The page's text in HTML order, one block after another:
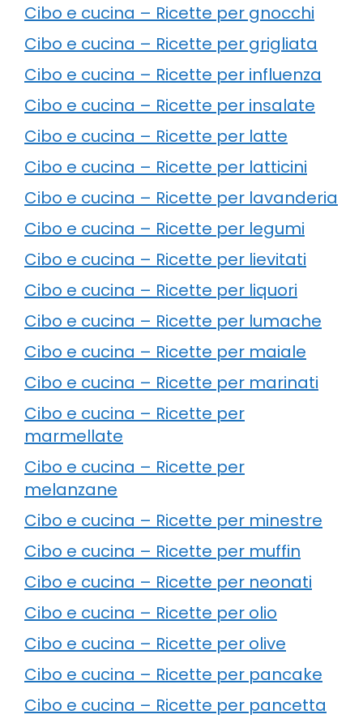
Cibo e cucina – Ricette per gnocchi
Cibo e cucina – Ricette per grigliata
Cibo e cucina – Ricette per influenza
Cibo e cucina – Ricette per insalate
Cibo e cucina – Ricette per latte
Cibo e cucina – Ricette per latticini
Cibo e cucina – Ricette per lavanderia
Cibo e cucina – Ricette per legumi
Cibo e cucina – Ricette per lievitati
Cibo e cucina – Ricette per liquori
Cibo e cucina – Ricette per lumache
Cibo e cucina – Ricette per maiale
Cibo e cucina – Ricette per marinati
Cibo e cucina – Ricette per
marmellate
Cibo e cucina – Ricette per
melanzane
Cibo e cucina – Ricette per minestre
Cibo e cucina – Ricette per muffin
Cibo e cucina – Ricette per neonati
Cibo e cucina – Ricette per olio
Cibo e cucina – Ricette per olive
Cibo e cucina – Ricette per pancake
Cibo e cucina – Ricette per pancetta